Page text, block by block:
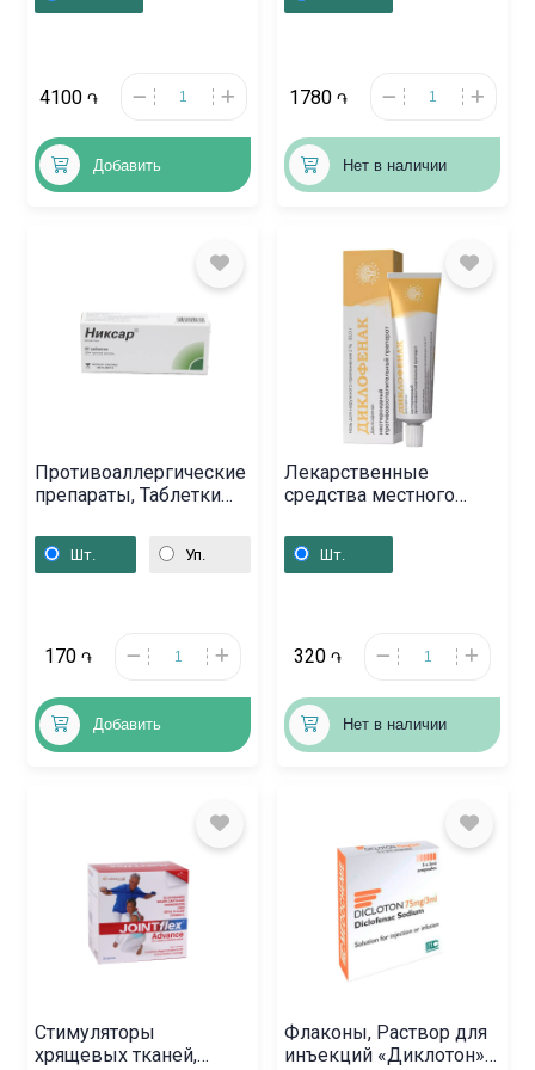
4100 ֏
Добавить
1780 ֏
Нет в наличии
Противоаллергические
препараты, Таблетки
Իտալիա
Шт. Уп.
170 ֏
Добавить
Лекарственные
средства местного
«Диклофенак» 30г / 2%,
Ռուսաստան
Шт.
320 ֏
Нет в наличии
Стимуляторы
хрящевых тканей,
Флаконы, Раствор для
инъекций «Диклотон»